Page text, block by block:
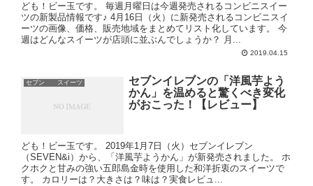
ども！ビー玉です。 毎週月曜日は今週発売されるコンビニスイー
ツの新製品情報です♪ 4月16日（火）に新発売されるコンビニスイ
ーツの画像、価格、販売地域をまとめてリスト化しています。 今
週はどんなスイーツが店頭に並ぶんでしょうか？ 月...
2019.04.15
セブン スイーツ
セブンイレブンの「洋風芋よう
かん」を温めると驚くべき変化
がおこった！【レビュー】
ども！ビー玉です。 2019年1月7日（火）セブンイレブン
（SEVEN&i）から、「洋風芋ようかん」が新発売されました。 ホ
クホクと甘みの強い五郎島金時を使用した和洋折衷のスイーツで
す。 カロリーは？大きさは？味は？実食レビュ...